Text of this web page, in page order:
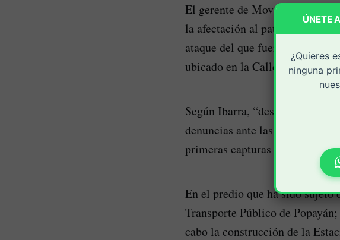
El gerente de Movilidad Futura
la afectación al patrimonio de
ataque del que fueron
ubicado en la Calle 5ª con
Según Ibarra, “desde la
denuncias ante las autoridades
primeras capturas por estos
En el predio que ha sido sujeto
Transporte Público de
cabo la construcción de la
ÚNETE
¿Quieres
ninguna